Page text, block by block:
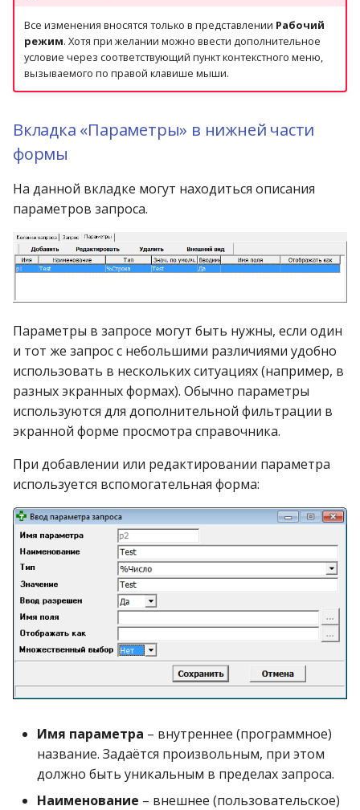
Все изменения вносятся только в представлении Рабочий
режим. Хотя при желании можно ввести дополнительное
условие через соответствующий пункт контекстного меню,
вызываемого по правой клавише мыши.
Вкладка «Параметры» в нижней части
формы
На данной вкладке могут находиться описания
параметров запроса.
Параметры в запросе могут быть нужны, если один
и тот же запрос с небольшими различиями удобно
использовать в нескольких ситуациях (например, в
разных экранных формах). Обычно параметры
используются для дополнительной фильтрации в
экранной форме просмотра справочника.
При добавлении или редактировании параметра
используется вспомогательная форма:
Имя параметра – внутреннее (программное)
название. Задаётся произвольным, при этом
должно быть уникальным в пределах запроса.
Наименование – внешнее (пользовательское)